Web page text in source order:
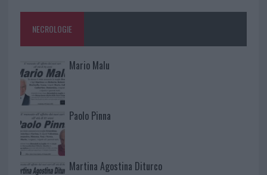
NECROLOGIE
Mario Malu
Paolo Pinna
Martina Agostina Diturco